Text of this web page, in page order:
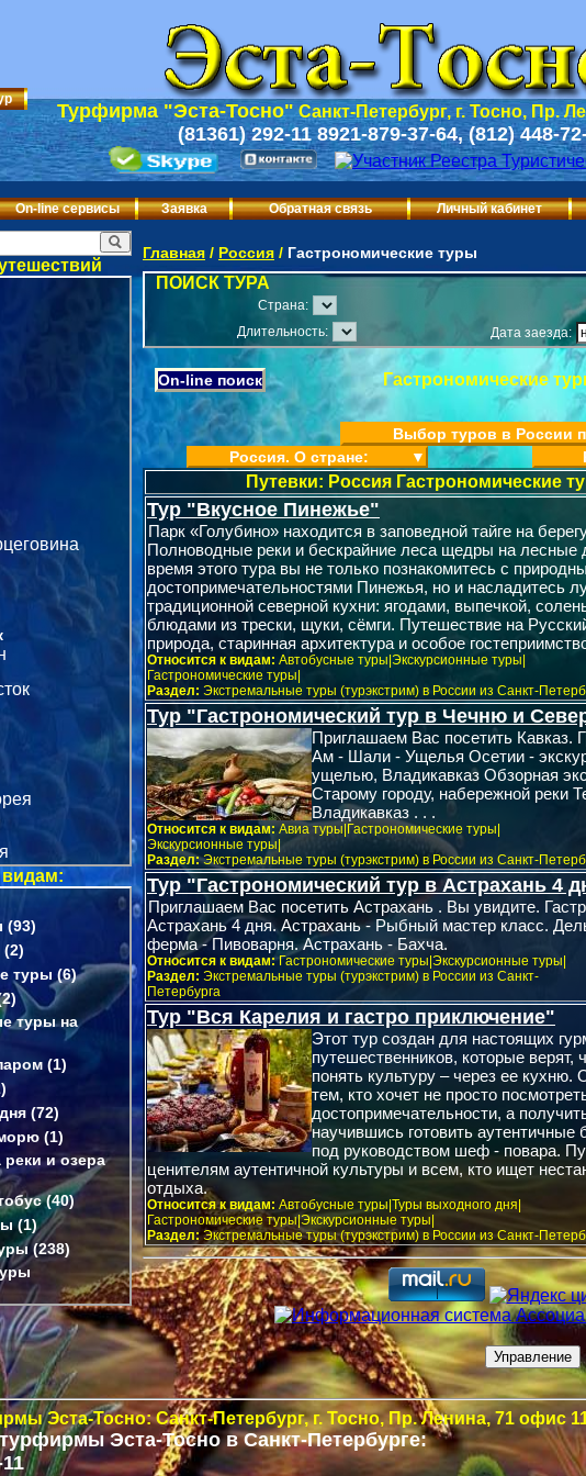
Турфирма "Эста-Тосно" Санкт-Петербург, г. Тосно, Пр.
(81361) 292-11 8921-879-37-64, (812) 448-
On-line сервисы Заявка Обратная связь Личный кабинет
(93)
(2)
туры (6)
туры на
(1)
(72)
(1)
и озера
(40)
(1)
(238)
Главная / Россия / Гастрономические туры
ПОИСК ТУРА
Страна:
Длительность:
Дата заезда:
On-line поиск Гастрономические
Выбор туров в России
Россия. О стране:
▼
Путевки: Россия Гастрономические
Тур "Вкусное Пинежье"
Парк «Голубино» находится в заповедной тайге на
Полноводные реки и бескрайние леса щедры на
время этого тура вы не только познакомитесь с
достопримечательностями Пинежья, но и насладитесь
традиционной северной кухни: ягодами, выпечкой,
блюдами из трески, щуки, сёмги. Путешествие на
природа, старинная архитектура и особое
Относится к видам: Автобусные туры|Экскурсионные туры|
Гастрономические туры|
Раздел: Экстремальные туры (турэкстрим) в России из Санкт-
Тур "Гастрономический тур в Чечню и
Приглашаем Вас посетить Кавказ.
Ам - Шали - Ущелья Осетии -
ущелью, Владикавказ Обзорная
Старому городу, набережной реки
Владикавказ . . .
Относится к видам:Авиа туры|Гастрономические туры|
Экскурсионные туры|
Раздел:Экстремальные туры (турэкстрим) в России из Санкт-
Тур "Гастрономический тур в Астрахань 4
Приглашаем Вас посетить Астрахань . Вы увидите.
Астрахань 4 дня. Астрахань - Рыбный мастер класс.
ферма - Пивоварня. Астрахань - Бахча.
Относится к видам:Гастрономические туры|Экскурсионные туры|
Раздел: Экстремальные туры (турэкстрим) в России из Санкт-
Петербурга
Тур "Вся Карелия и гастро приключение"
Этот тур создан для настоящих
путешественников, которые верят,
понять культуру – через ее кухню.
тем, кто хочет не просто
достопримечательности, а
научившись готовить аутентичные
под руководством шеф - повара.
ценителям аутентичной культуры и всем, кто ищет
отдыха.
Относится к видам: Автобусные туры|Туры выходного дня|
Гастрономические туры|Экскурсионные туры|
Раздел:Экстремальные туры (турэкстрим) в России из Санкт-
Эста-Тосно: Санкт-Петербург,г. Тосно, Пр. Ленина, 71 офис
турфирмы Эста-Тосно в Санкт-Петербурге: